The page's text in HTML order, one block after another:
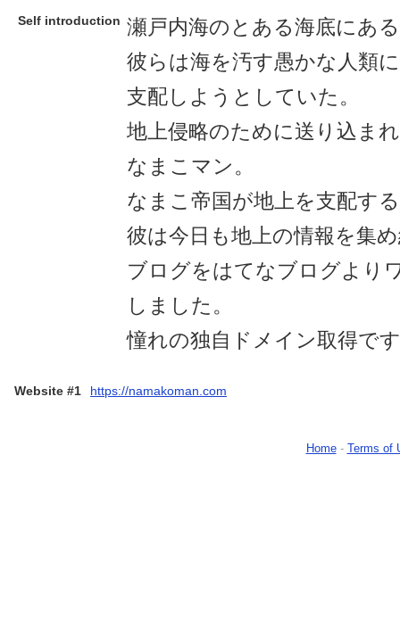
Self introduction 瀬戸内海のとある海底にあ
彼らは海を汚す愚かな人類
支配しようとしていた。
地上侵略のために送り込ま
なまこマン。
なまこ帝国が地上を支配す
彼は今日も地上の情報を集
ブログをはてなブログより
しました。
憧れの独自ドメイン取得で
Website #1 https://namakoman.com
Home- Terms of